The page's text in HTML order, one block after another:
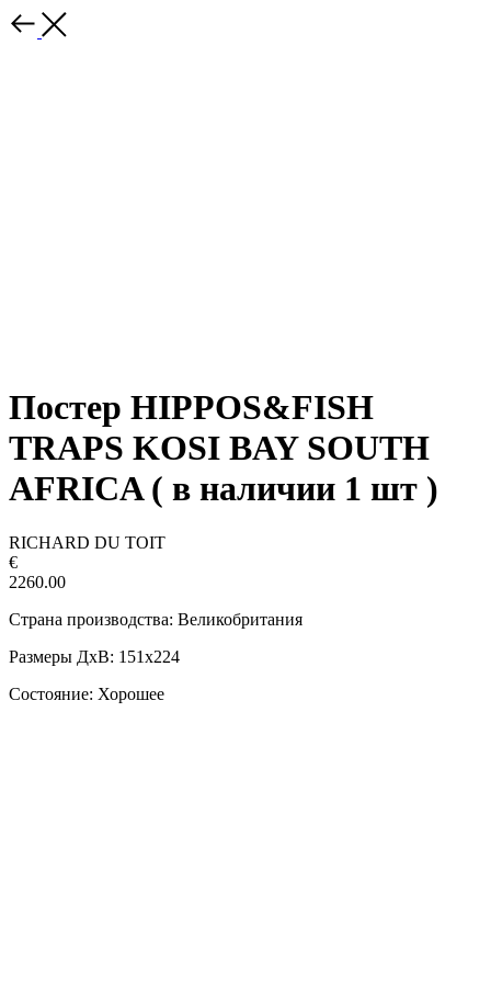
Постер HIPPOS&FISH
TRAPS KOSI BAY SOUTH
AFRICA ( в наличии 1 шт )
RICHARD DU TOIT
€
2260.00
Страна производства: Великобритания
Размеры ДxВ: 151x224
Состояние: Хорошее